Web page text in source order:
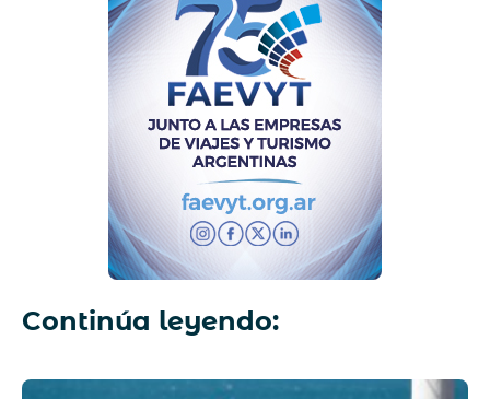
Continúa leyendo: